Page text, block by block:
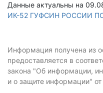
Данные актуальны на
ИК-52 ГУФСИН РОССИИ
Информация получена из
предоставляется в
закона "Об информации,
и о защите информации"